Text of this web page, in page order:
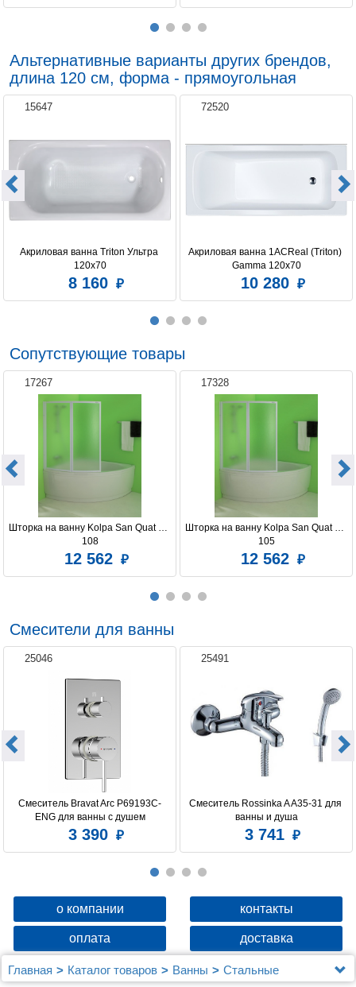
Альтернативные варианты других брендов,
длина 120 см, форма - прямоугольная
15647
Акриловая ванна Triton Ультра
120x70
8 160
72520
Акриловая ванна 1ACReal (Triton)
Gamma 120x70
10 280
Сопутствующие товары
17267
Шторка на ванну Kolpa San Quat TP
108
12 562
17328
Шторка на ванну Kolpa San Quat TP
105
12 562
Смесители для ванны
25046
Смеситель Bravat Arc P69193C-
ENG для ванны с душем
3 390
25491
Смеситель Rossinka A A35-31 для
ванны и душа
3 741
о компании контакты
оплата доставка
Главная Каталог товаров Ванны
Стальные